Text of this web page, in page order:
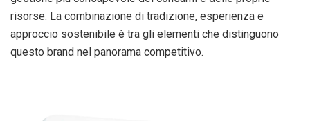
risorse. La combinazione di tradizione, esperienza e
approccio sostenibile è tra gli elementi che distinguono
questo brand nel panorama competitivo.